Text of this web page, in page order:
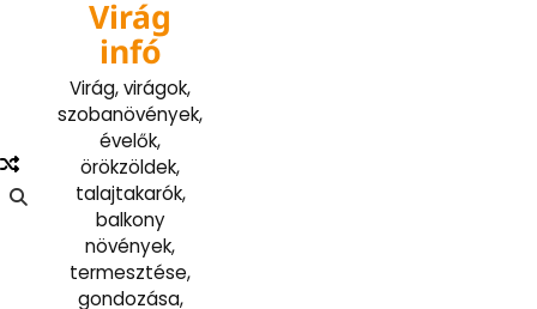
Virág
infó
Virág, virágok,
szobanövények,
évelők,
örökzöldek,
talajtakarók,
balkony
növények,
termesztése,
gondozása,